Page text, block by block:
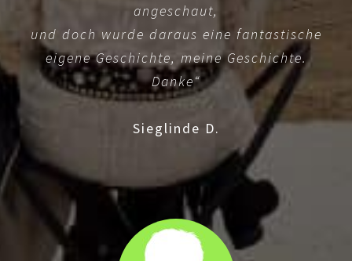
angeschaut,
und doch wurde daraus eine fantastische
eigene Geschichte, meine Geschichte.
Danke“
Sieglinde D.